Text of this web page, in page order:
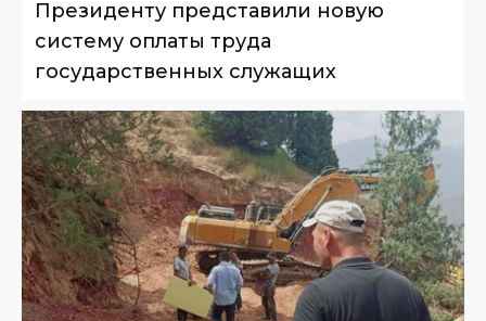
Президенту представили новую
систему оплаты труда
государственных служащих